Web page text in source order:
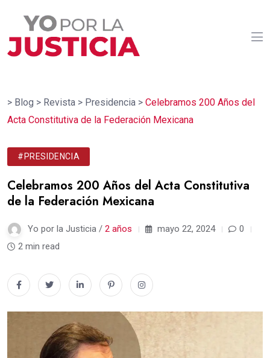
> Blog > Revista > Presidencia > Celebramos 200 Años del
Acta Constitutiva de la Federación Mexicana
#PRESIDENCIA
Celebramos 200 Años del Acta Constitutiva
de la Federación Mexicana
Yo por la Justicia / 2 años mayo 22, 2024
0
2 min read